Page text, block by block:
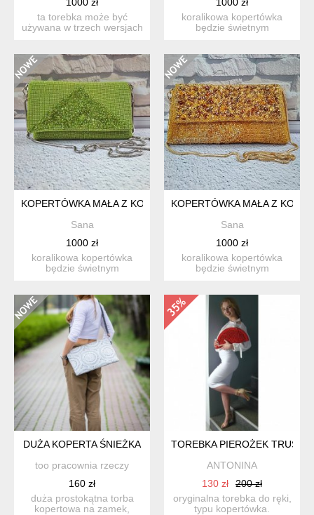
ta torebka może być
używana w trzech wersjach
koralikowa kopertówka
będzie świetnym
KOPERTÓWKA MAŁA Z KORALIKAMI Z OLIWINU Z KLAPKĄ
Sana
1000 zł
koralikowa kopertówka
będzie świetnym
KOPERTÓWKA MAŁA Z
Sana
1000 zł
koralikowa kopertówka
będzie świetnym
DUŻA KOPERTA ŚNIEŻKA
too pracownia rzeczy
160 zł
duża prostokątna torba
kopertowa na zamek,
TOREBKA PIEROŻEK
ANTONINA
130 zł
200 zł
oryginalna torebka do ręki,
typu kopertówka.